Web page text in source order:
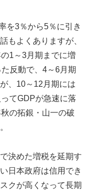
を3％から5％に引き
もよくありますが、
1～3月期までに増
反動で、4～6月期
、10～12月期には
てGDPが急速に落
の拓銀・山一の破
決めた増税を延期す
日本政府は信用でき
クが高くなって長期